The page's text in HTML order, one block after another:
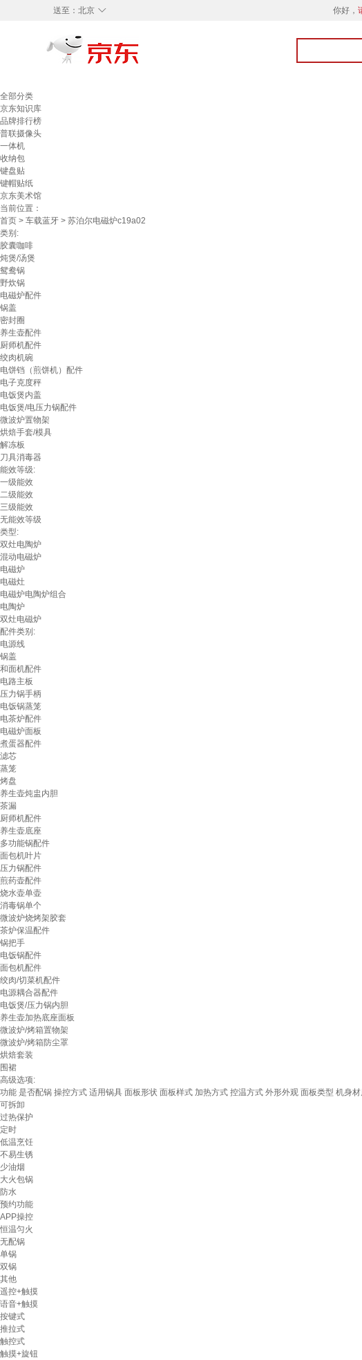
◇
送至： 北京 你好，
全部分类
京东知识库
品牌排行榜
普联摄像头
一体机
收纳包
键盘贴
键帽贴纸
京东美术馆
当前位置：
首页 > 车载蓝牙 > 苏泊尔电磁炉c19a02
类别:
胶囊咖啡
炖煲/汤煲
鸳鸯锅
野炊锅
电磁炉配件
锅盖
密封圈
养生壶配件
厨师机配件
绞肉机碗
电饼铛（煎饼机）配件
电子克度秤
电饭煲内盖
电饭煲/电压力锅配件
微波炉置物架
烘焙手套/模具
解冻板
刀具消毒器
能效等级:
一级能效
二级能效
三级能效
无能效等级
类型:
双灶电陶炉
混动电磁炉
电磁炉
电磁灶
电磁炉电陶炉组合
电陶炉
双灶电磁炉
配件类别:
电源线
锅盖
和面机配件
电路主板
压力锅手柄
电饭锅蒸笼
电茶炉配件
电磁炉面板
煮蛋器配件
滤芯
蒸笼
烤盘
养生壶炖盅内胆
茶漏
厨师机配件
养生壶底座
多功能锅配件
面包机叶片
压力锅配件
煎药壶配件
烧水壶单壶
消毒锅单个
微波炉烧烤架胶套
茶炉保温配件
锅把手
电饭锅配件
面包机配件
绞肉/切菜机配件
电源耦合器配件
电饭煲/压力锅内胆
养生壶加热底座面板
微波炉/烤箱置物架
微波炉/烤箱防尘罩
烘焙套装
围裙
高级选项:
功能 是否配锅 操控方式 适用锅具 面板形状 面板样式 加热方式 控温方式 外形外观 面板类型 机身
可拆卸
过热保护
定时
低温烹饪
不易生锈
少油烟
大火包锅
防水
预约功能
APP操控
恒温匀火
无配锅
单锅
双锅
其他
遥控+触摸
语音+触摸
按键式
推拉式
触控式
触摸+旋钮